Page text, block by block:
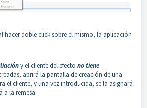
hacer doble click sobre el mismo, la aplicación
y el cliente del efecto no tiene
abrirá la pantalla de creación de una
el cliente, y una vez introducida, se la asignará
a la remesa.